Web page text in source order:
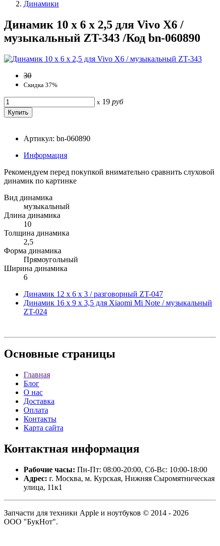
Динамики
Динамик 10 x 6 x 2,5 для Vivo X6 /
музыкальный ZT-343 /Код bn-060890
30
Скидка 37%
x 19 руб
Артикул: bn-060890
Информация
Рекомендуем перед покупкой внимательно сравнить слуховой
динамик по картинке
Вид динамика
музыкальный
Длина динамика
10
Толщина динамика
2,5
Форма динамика
Прямоугольный
Ширина динамика
6
Динамик 12 x 6 x 3 / разговорный ZT-047
Динамик 16 x 9 x 3,5 для Xiaomi Mi Note / музыкальный
ZT-024
Основные страницы
Главная
Блог
О нас
Доставка
Оплата
Контакты
Карта сайта
Контактная информация
Рабочие часы: Пн-Пт: 08:00-20:00, Сб-Вс: 10:00-18:00
Адрес: г. Москва, м. Курская, Нижняя Сыромятническая
улица, 11к1
Запчасти для техники Apple и ноутбуков © 2014 - 2026
ООО "БукНот".